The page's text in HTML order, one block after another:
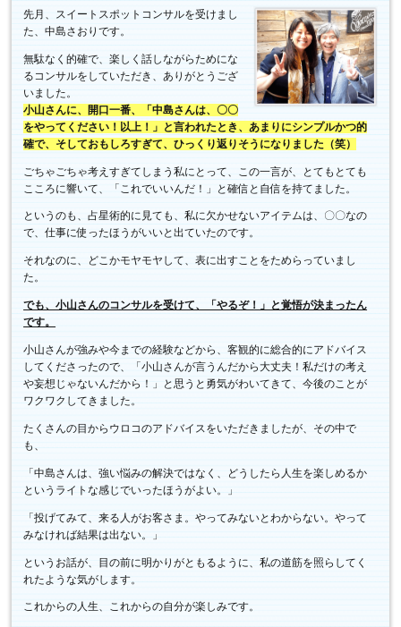
先月、スイートスポットコンサルを受けまし
た、中島さおりです。
無駄なく的確で、楽しく話しながらためにな
るコンサルをしていただき、ありがとうござ
いました。
小山さんに、開口一番、「中島さんは、〇〇
をやってください！以上！」と言われたとき、あまりにシンプルかつ的
確で、そしておもしろすぎて、ひっくり返りそうになりました（笑）
ごちゃごちゃ考えすぎてしまう私にとって、この一言が、とてもとても
こころに響いて、「これでいいんだ！」と確信と自信を持てました。
というのも、占星術的に見ても、私に欠かせないアイテムは、〇〇なの
で、仕事に使ったほうがいいと出ていたのです。
それなのに、どこかモヤモヤして、表に出すことをためらっていまし
た。
でも、小山さんのコンサルを受けて、「やるぞ！」と覚悟が決まったん
です。
小山さんが強みや今までの経験などから、客観的に総合的にアドバイス
してくださったので、「小山さんが言うんだから大丈夫！私だけの考え
や妄想じゃないんだから！」と思うと勇気がわいてきて、今後のことが
ワクワクしてきました。
たくさんの目からウロコのアドバイスをいただきましたが、その中で
も、
「中島さんは、強い悩みの解決ではなく、どうしたら人生を楽しめるか
というライトな感じでいったほうがよい。」
「投げてみて、来る人がお客さま。やってみないとわからない。やって
みなければ結果は出ない。」
というお話が、目の前に明かりがともるように、私の道筋を照らしてく
れたような気がします。
これからの人生、これからの自分が楽しみです。